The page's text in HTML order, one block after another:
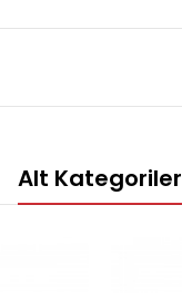
Alt Kategoriler